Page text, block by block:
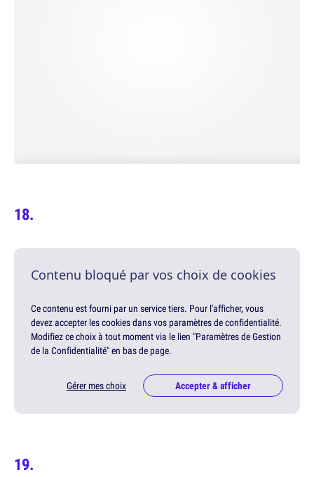
Contenu bloqué par vos choix de cookies
Ce contenu est fourni par un service tiers. Pour l'afficher, vous
devez accepter les cookies dans vos paramètres de confidentialité.
Modifiez ce choix à tout moment via le lien "Paramètres de Gestion
de la Confidentialité" en bas de page.
Gérer mes choix Accepter & afficher